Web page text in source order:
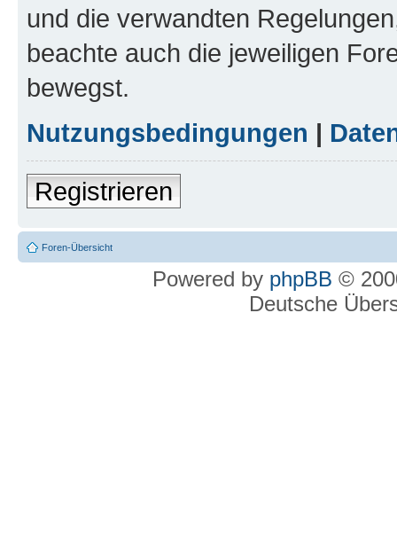
und die verwandten
beachte auch die jeweiligen
bewegst.
Nutzungsbedingungen |
Registrieren
Foren-Übersicht
Powered by phpBB ©
Deutsche